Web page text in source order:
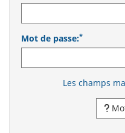
Mot de passe:*
Les champs